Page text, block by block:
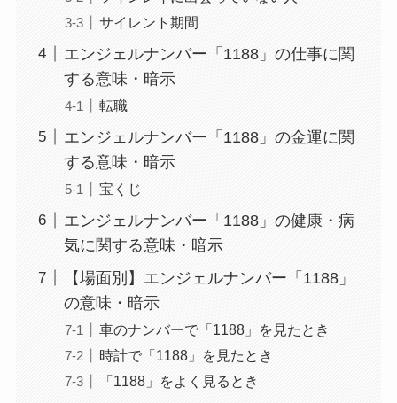
サイレント期間
エンジェルナンバー「1188」の仕事に関
する意味・暗示
転職
エンジェルナンバー「1188」の金運に関
する意味・暗示
宝くじ
エンジェルナンバー「1188」の健康・病
気に関する意味・暗示
【場面別】エンジェルナンバー「1188」
の意味・暗示
車のナンバーで「1188」を見たとき
時計で「1188」を見たとき
「1188」をよく見るとき